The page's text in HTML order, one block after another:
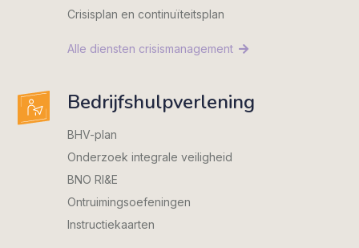
Crisisplan en continuïteitsplan
Alle diensten crisismanagement
Bedrijfshulpverlening
BHV-plan
Onderzoek integrale veiligheid
BNO RI&E
Ontruimingsoefeningen
Instructiekaarten